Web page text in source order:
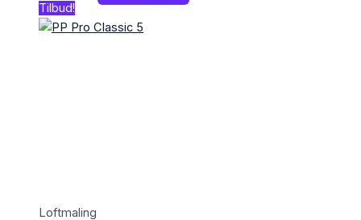
Tilbud!
Loftmaling